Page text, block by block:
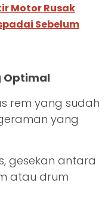
Motor Rusak
Sebelum
Optimal
rem yang sudah
yang
gesekan antara
atau drum